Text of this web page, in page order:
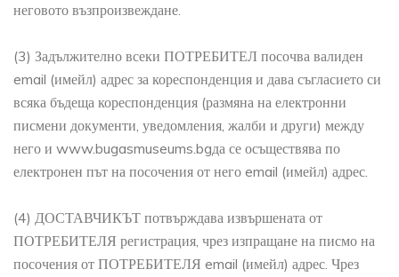
неговото възпроизвеждане.
(3) Задължително всеки ПОТРЕБИТЕЛ посочва валиден
email (имейл) адрес за кореспонденция и дава съгласието си
всяка бъдеща кореспонденция (размяна на електронни
писмени документи, уведомления, жалби и други) между
него и www.bugasmuseums.bgда се осъществява по
електронен път на посочения от него email (имейл) адрес.
(4) ДОСТАВЧИКЪТ потвърждава извършената от
ПОТРЕБИТЕЛЯ регистрация, чрез изпращане на писмо на
посочения от ПОТРЕБИТЕЛЯ email (имейл) адрес. Чрез